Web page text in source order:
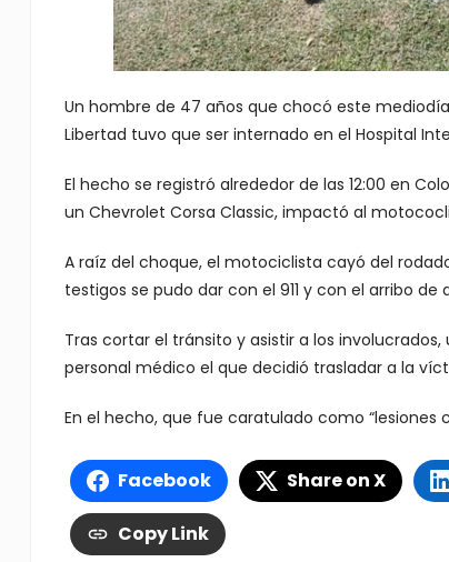
Un hombre de 47 años que chocó este
Libertad tuvo que ser internado en el Hospital
El hecho se registró alrededor de las 12:00 en
un Chevrolet Corsa Classic, impactó al
A raíz del choque, el motociclista cayó del
testigos se pudo dar con el 911 y con el arribo
Tras cortar el tránsito y asistir a los
personal médico el que decidió trasladar a la
En el hecho, que fue caratulado como “lesiones
Facebook Share on X
Copy Link